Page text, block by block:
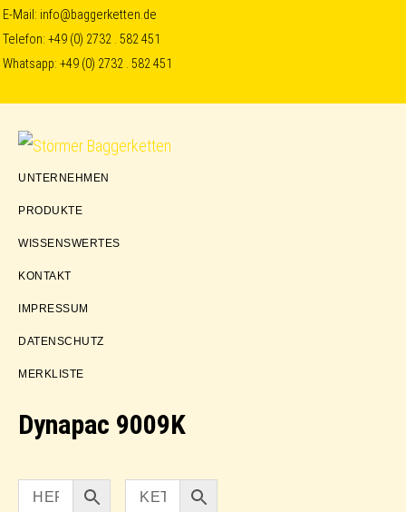
Skip
to
primary
navigation
Skip
to
content
Skip
to
E-Mail: info@baggerketten.de
Telefon:+49 (0) 2732 . 582 451
Whatsapp:+49 (0) 2732 . 582 451
Störmer
UNTERNEHMEN
PRODUKTE
WISSENSWERTES
KONTAKT
IMPRESSUM
DATENSCHUTZ
MERKLISTE
Dynapac 9009K